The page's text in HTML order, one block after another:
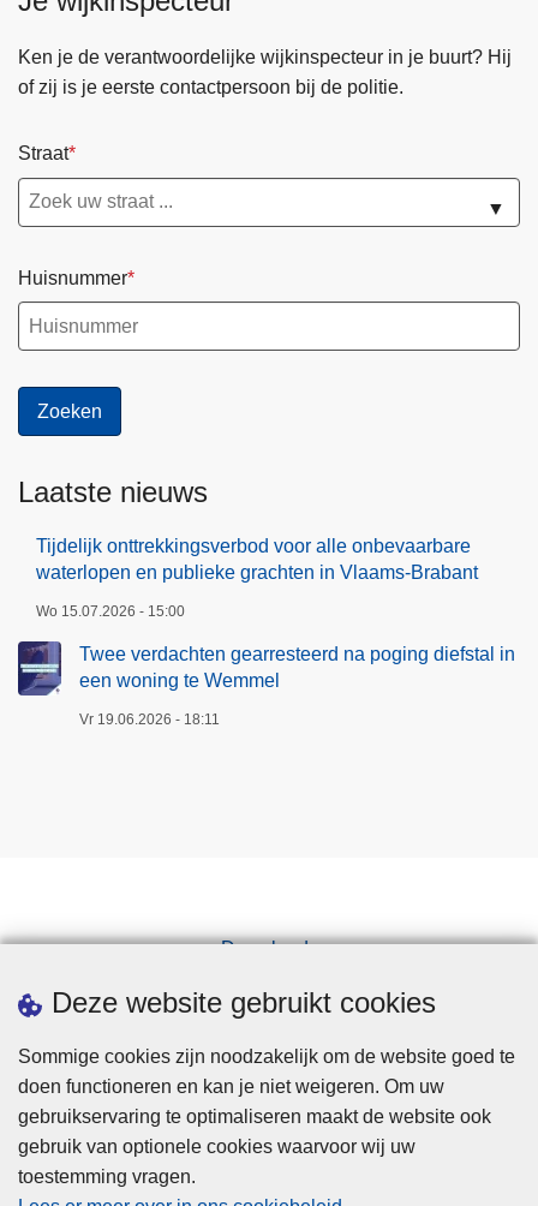
Deze website gebruikt cookies
Sommige cookies zijn noodzakelijk om de website goed te
doen functioneren en kan je niet weigeren. Om uw
gebruikservaring te optimaliseren maakt de website ook
gebruik van optionele cookies waarvoor wij uw
toestemming vragen.
Ken je de verantwoordelijke wijkinspecteur in je buurt? Hij
of zij is je eerste contactpersoon bij de politie.
Straat
▼
Huisnummer
Laatste nieuws
Tijdelijk onttrekkingsverbod voor alle onbevaarbare
waterlopen en publieke grachten in Vlaams-Brabant
Wo 15.07.2026 - 15:00
Twee verdachten gearresteerd na poging diefstal in
een woning te Wemmel
Vr 19.06.2026 - 18:11
Downloads
Pers